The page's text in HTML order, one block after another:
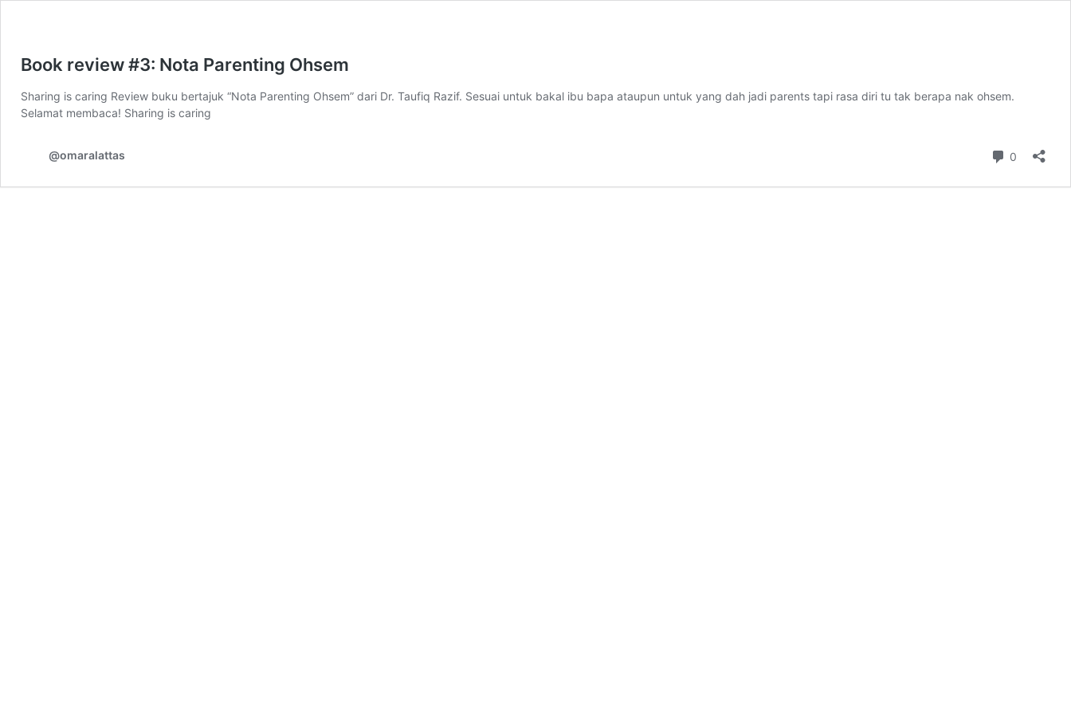
Book review #3: Nota Parenting Ohsem
Sharing is caring Review buku bertajuk “Nota Parenting Ohsem” dari Dr. Taufiq Razif. Sesuai untuk bakal ibu bapa ataupun untuk yang dah jadi parents tapi rasa diri tu tak berapa nak ohsem.
Selamat membaca! Sharing is caring
@omaralattas 0 Comments